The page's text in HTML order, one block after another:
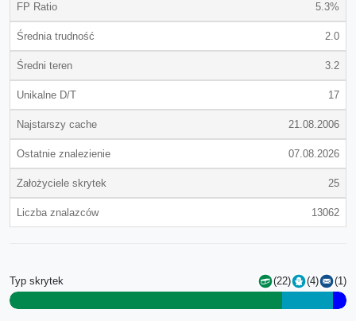
FP Ratio 5.3%
Średnia trudność 2.0
Średni teren 3.2
Unikalne D/T 17
Najstarszy cache 21.08.2006
Ostatnie znalezienie 07.08.2026
Założyciele skrytek 25
Liczba znalazców 13062
Typ skrytek (22) (4) (1)